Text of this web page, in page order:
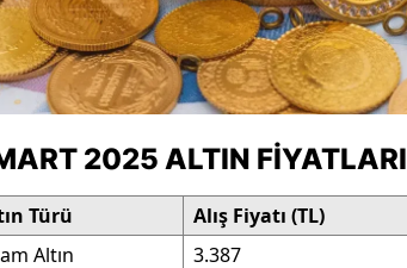
Isparta
Mersin
Kars
2025 ALTIN FIYATLARI
Türü Alış Fiyatı (TL)
Altın
3.387